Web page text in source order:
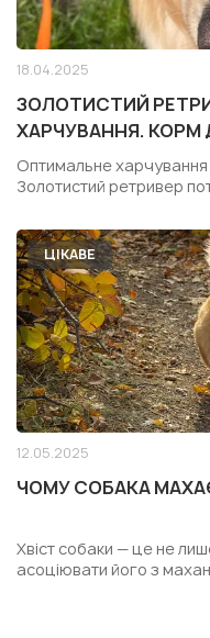
18.04.2025
ЗОЛОТИСТИЙ
ХАРЧУВАННЯ.
РЕТРИВЕРА
Оптимальне
Золотистий ретривер
ЦІКАВЕ
12.05.2025
ЧОМУ СОБАКА
Хвіст собаки — це не
асоціювати його з